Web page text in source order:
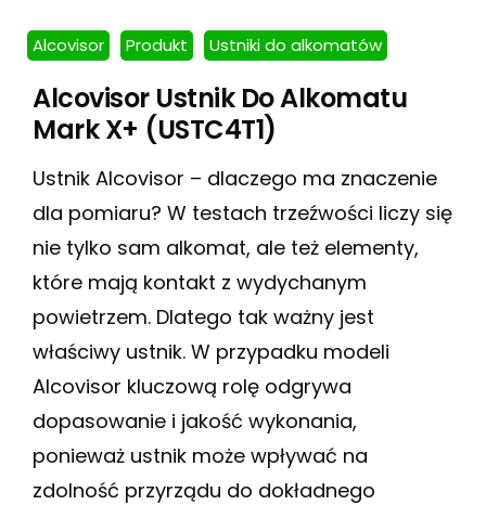
Alcovisor Produkt Ustniki do alkomatów
Alcovisor Ustnik Do Alkomatu
Mark X+ (USTC4T1)
Ustnik Alcovisor – dlaczego ma znaczenie
dla pomiaru? W testach trzeźwości liczy się
nie tylko sam alkomat, ale też elementy,
które mają kontakt z wydychanym
powietrzem. Dlatego tak ważny jest
właściwy ustnik. W przypadku modeli
Alcovisor kluczową rolę odgrywa
dopasowanie i jakość wykonania,
ponieważ ustnik może wpływać na
zdolność przyrządu do dokładnego